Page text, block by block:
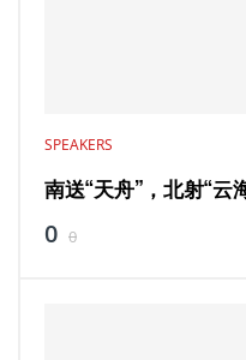
SPEAKERS
南送“天舟”，北射“云
0 0